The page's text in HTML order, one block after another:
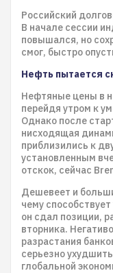
Российский
В начале сессии
повышался, но
смог, быстро
Нефть пытается
Нефтяные цены в
перейдя утром к
Однако после
нисходящая
приблизились к
установленным
отскок, сейчас
Дешевеет и
чему
он сдал позиции,
вторника.
разрастания
серьезно
глобальной